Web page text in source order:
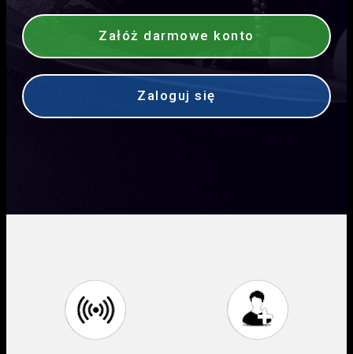
Załóż darmowe konto
Zaloguj się